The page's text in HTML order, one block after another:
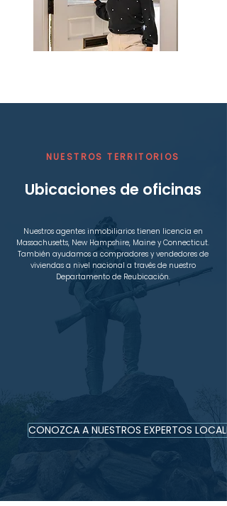
NUESTROS TERRITORIOS
Ubicaciones de oficinas
Nuestros agentes inmobiliarios tienen licencia en
Massachusetts, New Hampshire, Maine y Connecticut.
También ayudamos a compradores y vendedores de
viviendas a nivel nacional a través de nuestro
Departamento de Reubicación.
CONOZCA A NUESTROS EXPERTOS